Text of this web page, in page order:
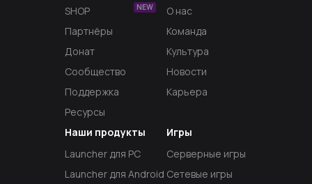
SHOP
NEW
Партнёры
Донат
Сообщество
Поддержка
Ресурсы
Наши продукты
Launcher для PC
Launcher для Android
Игры
Серверные игры
Сетевые игры
О нас
Команда
Культура
Новости
Карьера